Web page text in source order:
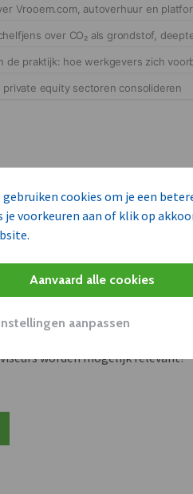
gebruiken cookies om je een
je voorkeuren aan of klik op
Aanvaard alle cookies
aanpassen
14
aan dit bedrijf verkopen?
klant worden van deze
worden mogelijk relevant?